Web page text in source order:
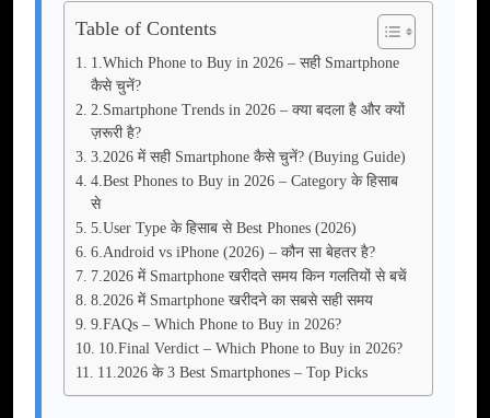
Table of Contents
1.Which Phone to Buy in 2026 – सही Smartphone
कैसे चुनें?
2.Smartphone Trends in 2026 – क्या बदला है और क्यों
ज़रूरी है?
3.2026 में सही Smartphone कैसे चुनें? (Buying Guide)
4.Best Phones to Buy in 2026 – Category के हिसाब
से
5.User Type के हिसाब से Best Phones (2026)
6.Android vs iPhone (2026) – कौन सा बेहतर है?
7.2026 में Smartphone खरीदते समय किन गलतियों से बचें
8.2026 में Smartphone खरीदने का सबसे सही समय
9.FAQs – Which Phone to Buy in 2026?
10.Final Verdict – Which Phone to Buy in 2026?
11.2026 के 3 Best Smartphones – Top Picks